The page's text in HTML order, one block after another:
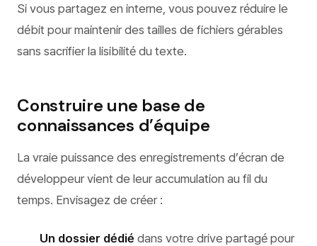
Si vous partagez en interne, vous pouvez réduire le
débit pour maintenir des tailles de fichiers gérables
sans sacrifier la lisibilité du texte.
Construire une base de
connaissances d’équipe
La vraie puissance des enregistrements d’écran de
développeur vient de leur accumulation au fil du
temps. Envisagez de créer :
Un dossier dédié dans votre drive partagé pour